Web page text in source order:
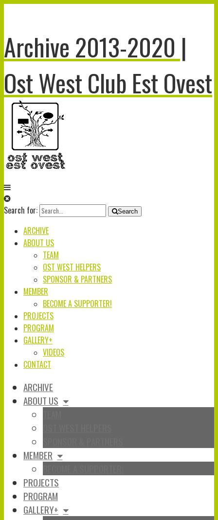
Archive 2013-2020 |
Ost West Club Est Ovest
Search for: Search
ARCHIVE
ABOUT US
TEAM
OST WEST HELPERS
SPONSOR & PARTNERS
MEMBER
BECOME A SUPPORTER!
PROJECTS
PROGRAM
GALLERY+
VIDEOS
CONTACT
ARCHIVE
ABOUT US
MEMBER
PROJECTS
PROGRAM
GALLERY+